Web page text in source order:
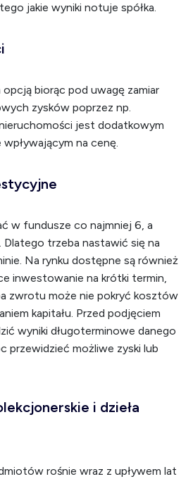
jakie wyniki notuje spółka.
opcją biorąc pod uwagę zamiar
zysków poprzez np.
jest dodatkowym
na cenę.
w fundusze co najmniej 6, a
trzeba nastawić się na
Na rynku dostępne są również
inwestowanie na krótki termin,
zwrotu może nie pokryć kosztów
kapitału. Przed podjęciem
wyniki długoterminowe danego
przewidzieć możliwe zyski lub
i dzieła
rośnie wraz z upływem lat